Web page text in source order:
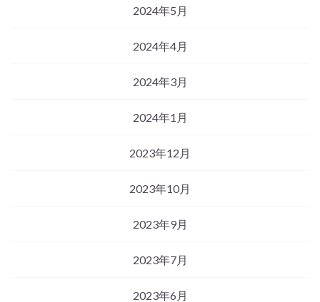
2024年5月
2024年4月
2024年3月
2024年1月
2023年12月
2023年10月
2023年9月
2023年7月
2023年6月